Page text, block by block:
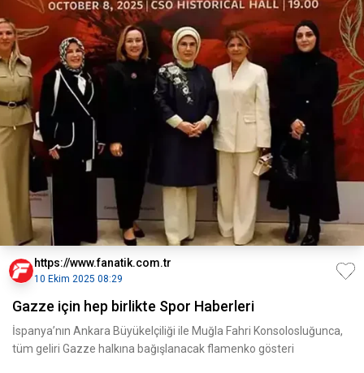
https://www.fanatik.com.tr
10 Ekim 2025 08:29
Gazze için hep birlikte Spor Haberleri
İspanya’nın Ankara Büyükelçiliği ile Muğla Fahri Konsolosluğunca,
tüm geliri Gazze halkına bağışlanacak flamenko gösteri